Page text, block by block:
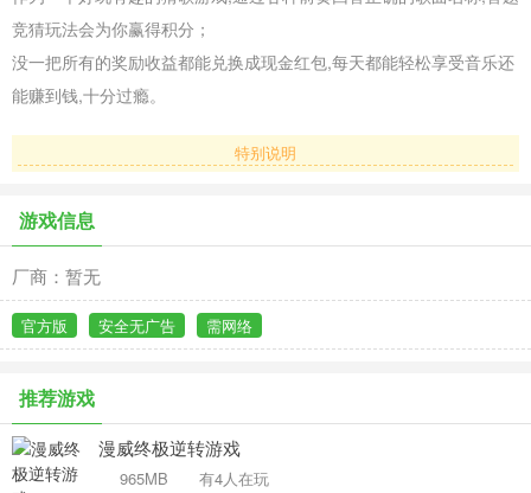
竞猜玩法会为你赢得积分；
没一把所有的奖励收益都能兑换成现金红包,每天都能轻松享受音乐还
能赚到钱,十分过瘾。
特别说明
游戏信息
厂商：暂无
官方版 安全无广告 需网络
推荐游戏
漫威终极逆转游戏
965MB
有4人在玩